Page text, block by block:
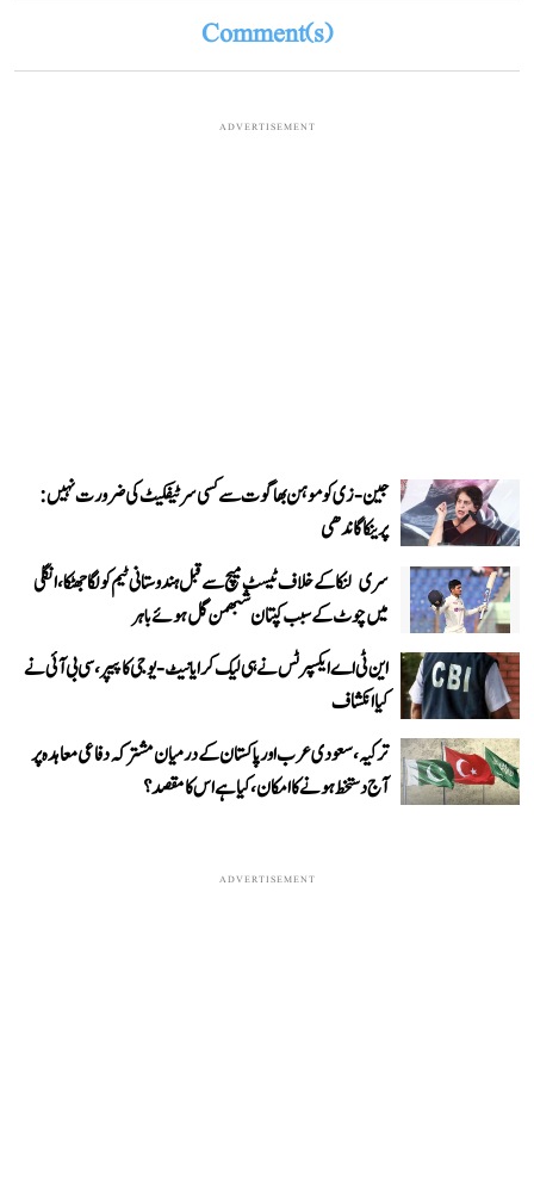
Comment(s)
ADVERTISEMENT
جین-زی کو موہن بھاگوت سے کسی سرٹیفکیٹ کی ضرورت نہیں:
پرینکا گاندھی
سری لنکا کے خلاف ٹیسٹ میچ سے قبل ہندوستانی ٹیم کو لگا جھٹکا، انگلی
میں چوٹ کے سبب کپتان شبھمن گل ہوئے باہر
این ٹی اے ایکسپرٹس نے ہی لیک کرایا نیٹ-یوجی کا پیپر، سی بی آئی نے
کیا انکشاف
ترکیہ، سعودی عرب اور پاکستان کے درمیان مشترکہ دفاعی معاہدہ پر
آج دستخط ہونے کا امکان، کیا ہے اس کا مقصد؟
ADVERTISEMENT